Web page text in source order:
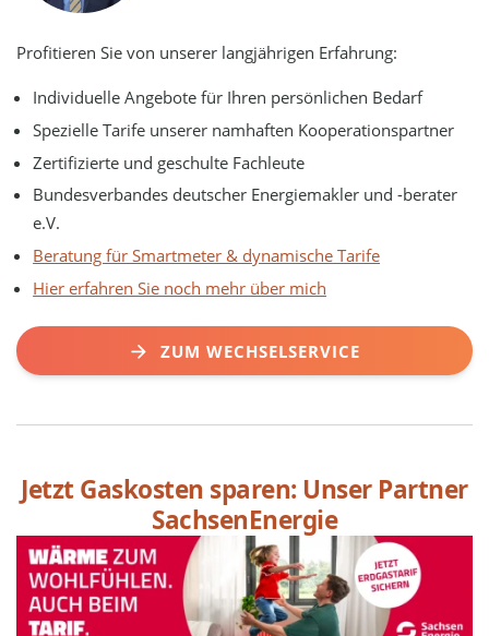
Profitieren Sie von unserer langjährigen Erfahrung:
Individuelle Angebote für Ihren persönlichen Bedarf
Spezielle Tarife unserer namhaften Kooperationspartner
Zertifizierte und geschulte Fachleute
Bundesverbandes deutscher Energiemakler und -berater
e.V.
Beratung für Smartmeter & dynamische Tarife
Hier erfahren Sie noch mehr über mich
ZUM WECHSELSERVICE
Jetzt Gaskosten sparen: Unser Partner
SachsenEnergie